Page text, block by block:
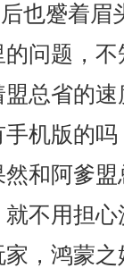
也蹙着
问题，
盟总省的
手机版的
然和阿爹
不用担
，鸿蒙